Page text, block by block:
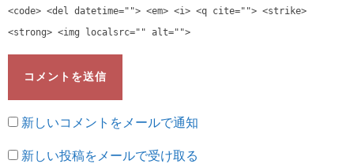
<code> <del datetime=""> <em> <i> <q cite=""> <strike>
<strong> <img localsrc="" alt="">
新しいコメントをメールで通知
新しい投稿をメールで受け取る